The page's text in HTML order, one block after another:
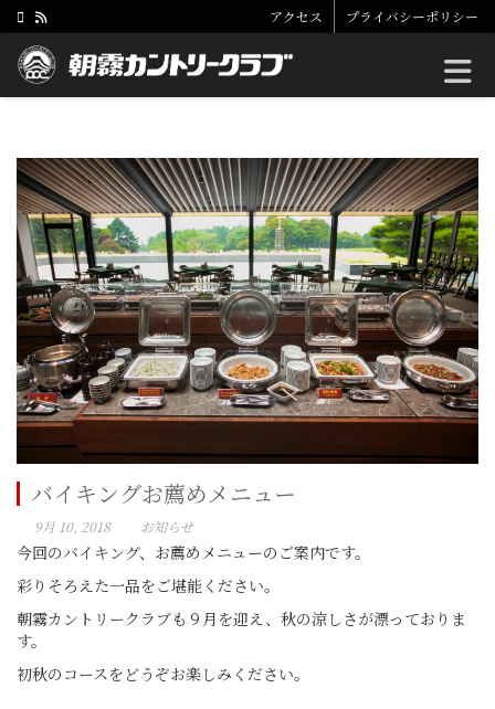
アクセス プライバシーポリシー
バイキングお薦めメニュー
9月 10, 2018 お知らせ
今回のバイキング、お薦めメニューのご案内です。
彩りそろえた一品をご堪能ください。
朝霧カントリークラブも９月を迎え、秋の涼しさが漂っておりま
す。
初秋のコースをどうぞお楽しみください。